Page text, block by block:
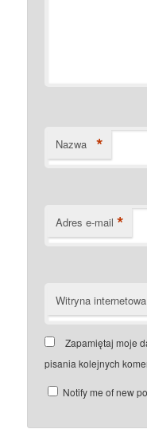
Nazwa *
Adres e-mail *
Witryna internetowa
Zapamiętaj moje
pisania kolejnych
Notify me of new